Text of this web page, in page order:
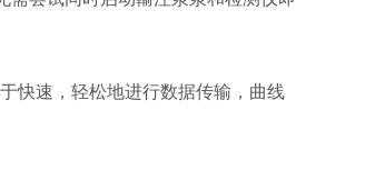
快速，轻松地进行数据传输，曲线